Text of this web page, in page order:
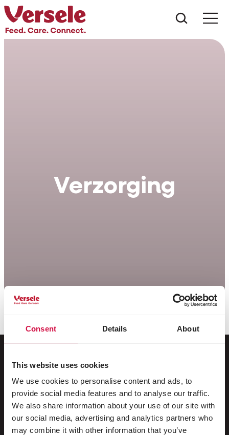
Consent Details About
This website uses cookies
We use cookies to personalise content and ads, to
provide social media features and to analyse our traffic.
We also share information about your use of our site with
our social media, advertising and analytics partners who
may combine it with other information that you’ve
Verzorging
Voor jouw dier
Siervogels
Buitenvogels